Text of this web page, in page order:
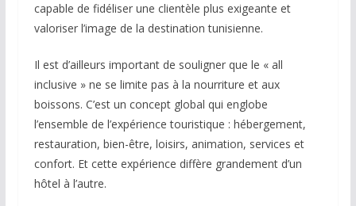
capable de fidéliser une clientèle plus exigeante et
valoriser l’image de la destination tunisienne.
Il est d’ailleurs important de souligner que le « all
inclusive » ne se limite pas à la nourriture et aux
boissons. C’est un concept global qui englobe
l’ensemble de l’expérience touristique : hébergement,
restauration, bien-être, loisirs, animation, services et
confort. Et cette expérience diffère grandement d’un
hôtel à l’autre.